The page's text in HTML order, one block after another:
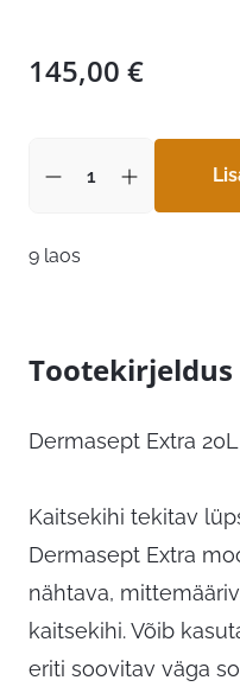
145,00 €
9 laos
Tootekirjeldus
Dermasept Extra
Kaitsekihi tekitav
Dermasept Extra
nähtava,
kaitsekihi. Võib
eriti soovitav väga